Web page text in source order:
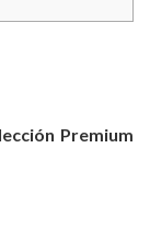
Premium